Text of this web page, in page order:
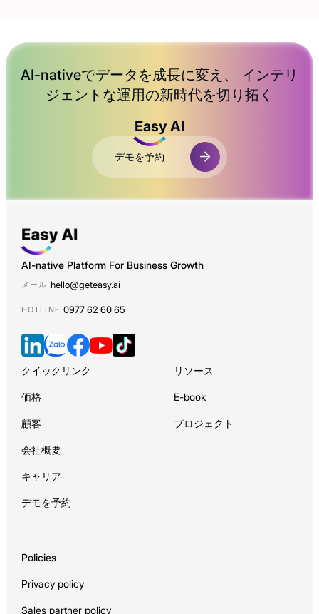
AI-nativeでデータを成長に変え、 インテリ
ジェントな運用の新時代を切り拓く
Easy AI
デモを予約
AI-native Platform For Business Growth
メール hello@geteasy.ai
HOTLINE 0977 62 60 65
クイックリンク
価格
顧客
会社概要
キャリア
デモを予約
リソース
E-book
プロジェクト
Policies
Privacy policy
Sales partner policy